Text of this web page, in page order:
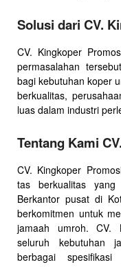
Solusi dari CV.
CV. Kingkoper
permasalahan
bagi kebutuhan koper
berkualitas,
luas dalam industri
Tentang Kami
CV. Kingkoper
tas berkualitas
Berkantor pusat di
berkomitmen untuk
jamaah umroh. CV.
seluruh kebutuhan
berbagai